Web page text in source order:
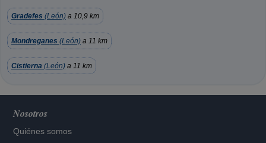
Gradefes (León) a 10,9 km
Mondreganes (León) a 11 km
Cistierna (León) a 11 km
Nosotros
Quiénes somos